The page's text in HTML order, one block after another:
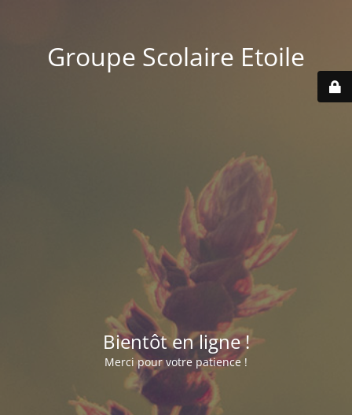
Groupe Scolaire Etoile
Bientôt en ligne !
Merci pour votre patience !